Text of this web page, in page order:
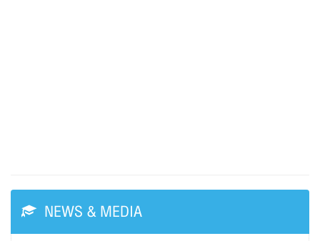
NEWS & MEDIA